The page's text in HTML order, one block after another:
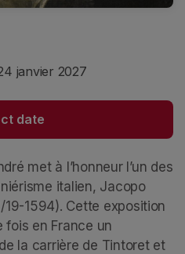
janvier 2027
date
met à l’honneur l’un des
italien, Jacopo
1594). Cette exposition
fois en France un
la carrière de Tintoret et